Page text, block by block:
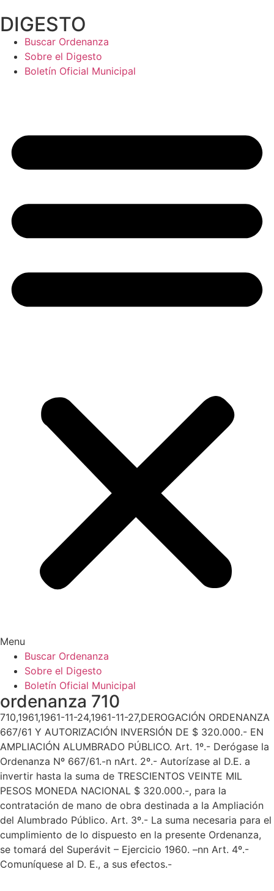
al
contenido
DIGESTO
Buscar Ordenanza
Sobre el Digesto
Boletín Oficial Municipal
Menu
Buscar Ordenanza
Sobre el Digesto
Boletín Oficial Municipal
ordenanza 710
710,1961,1961-11-24,1961-11-27,DEROGACIÓN ORDENANZA
667/61 Y AUTORIZACIÓN INVERSIÓN DE $ 320.000.- EN
AMPLIACIÓN ALUMBRADO PÚBLICO. Art. 1º.- Derógase la
Ordenanza Nº 667/61.-n nArt. 2º.- Autorízase al D.E. a
invertir hasta la suma de TRESCIENTOS VEINTE MIL
PESOS MONEDA NACIONAL $ 320.000.-, para la
contratación de mano de obra destinada a la Ampliación
del Alumbrado Público. Art. 3º.- La suma necesaria para el
cumplimiento de lo dispuesto en la presente Ordenanza,
se tomará del Superávit – Ejercicio 1960. –nn Art. 4º.-
Comuníquese al D. E., a sus efectos.-